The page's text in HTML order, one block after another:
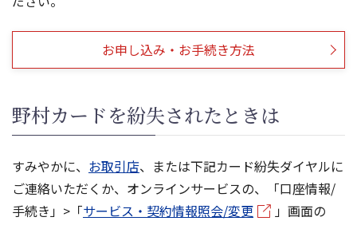
お申し込み・お手続き方法
野村カードを紛失されたときは
すみやかに、 お取引店、または下記カード紛失ダイヤルに
ご連絡いただくか、オンラインサービスの、「口座情報/
手続き」>「サービス・契約情報照会/変更
」画面の